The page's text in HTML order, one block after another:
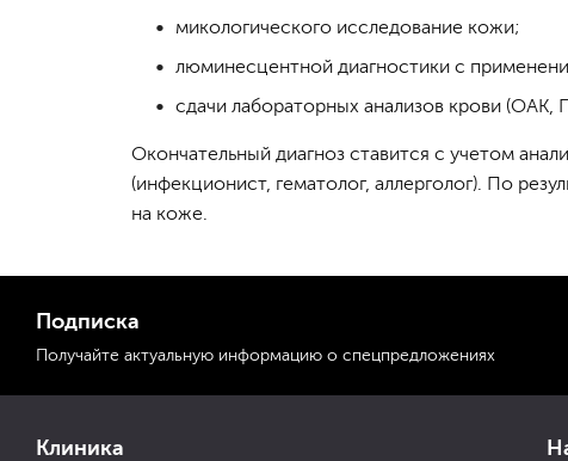
микологического исследование кожи;
люминесцентной диагностики с
сдачи лабораторных анализов крови (ОАК,
Окончательный диагноз ставится с учетом
(инфекционист, гематолог, аллерголог). По
на коже.
Клиника
Подписка
Получайте актуальную информацию о спецпредложениях